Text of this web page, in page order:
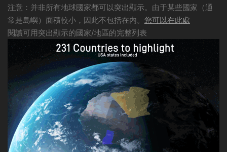
注意：并非所有地球國家都可以突出顯示。由于某些國家（通
常是島嶼）面積較小，因此不包括在内。 您可以在此處
閱讀可用突出顯示的國家/地區的完整列表